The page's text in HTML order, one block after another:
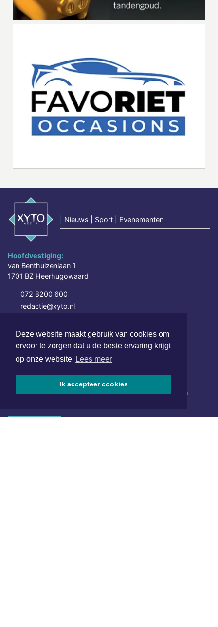
Deze website maakt gebruik van cookies om
ervoor te zorgen dat u de beste ervaring krijgt
op onze website Lees meer
Ik accepteer cookies
Nieuws | Sport | Evenementen
Hoofdvestiging:
van Benthuizenlaan 1
1701 BZ Heerhugowaard
072 8200 600
redactie@xyto.nl
SOCIAL MEDIA
NIEUWSBRIEF AANMELDEN
Schrijf je in voor onze nieuwsbrief en krijg wekelijks een